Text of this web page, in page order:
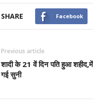
SHARE Facebook
Previous article
शादी के 21 वें दिन पति हुआ
गई सुनी